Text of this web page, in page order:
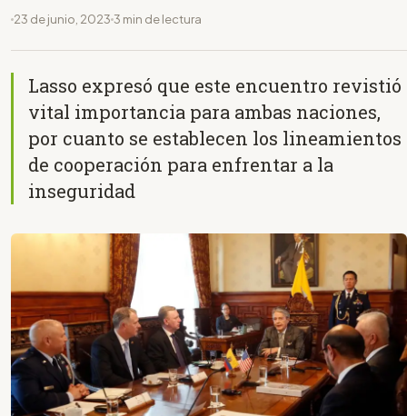
23 de junio, 2023 3 min de lectura
Lasso expresó que este encuentro revistió
vital importancia para ambas naciones,
por cuanto se establecen los lineamientos
de cooperación para enfrentar a la
inseguridad